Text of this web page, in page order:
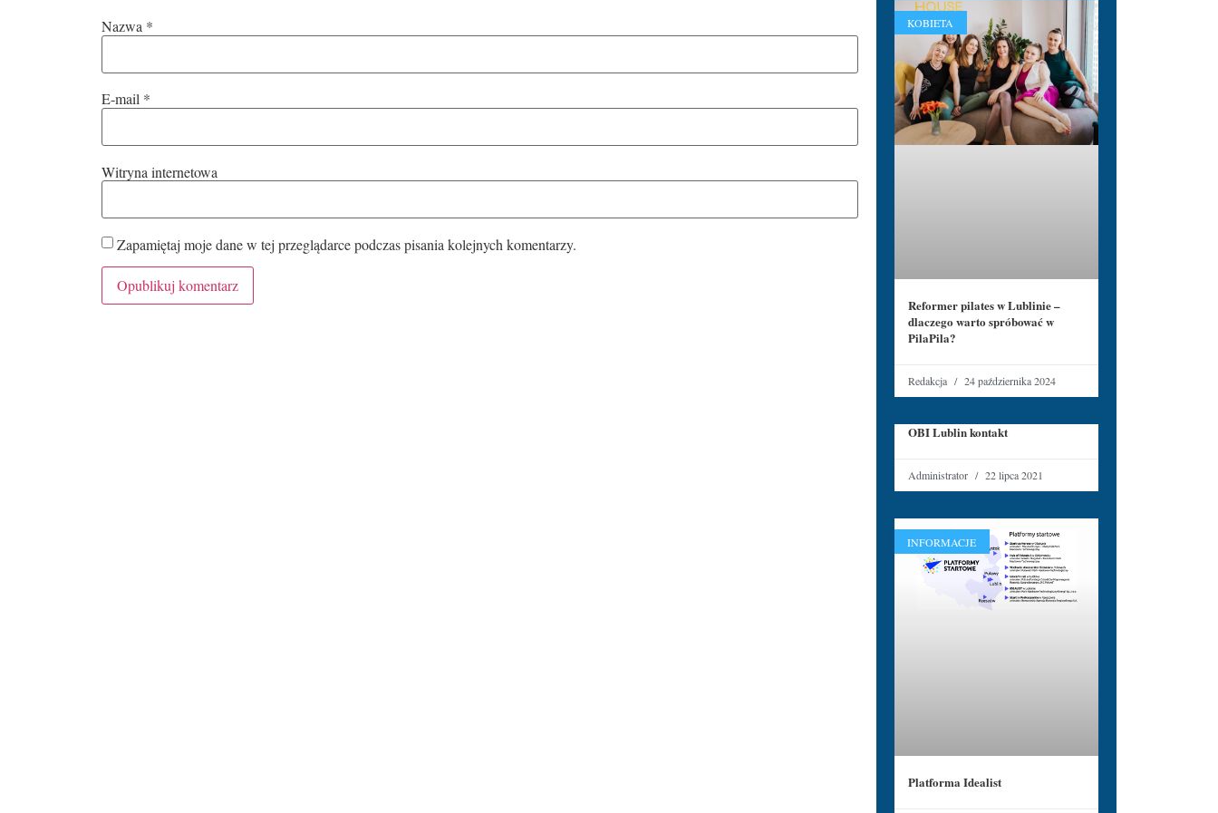
Nazwa *
E-mail *
Witryna internetowa
Zapamiętaj moje dane w tej przeglądarce podczas pisania kolejnych komentarzy.
KOBIETA
Reformer pilates w Lublinie –
dlaczego warto spróbować w
PilaPila?
Redakcja 24 października 2024
OBI Lublin kontakt
Administrator 22 lipca 2021
INFORMACJE
Platforma Idealist